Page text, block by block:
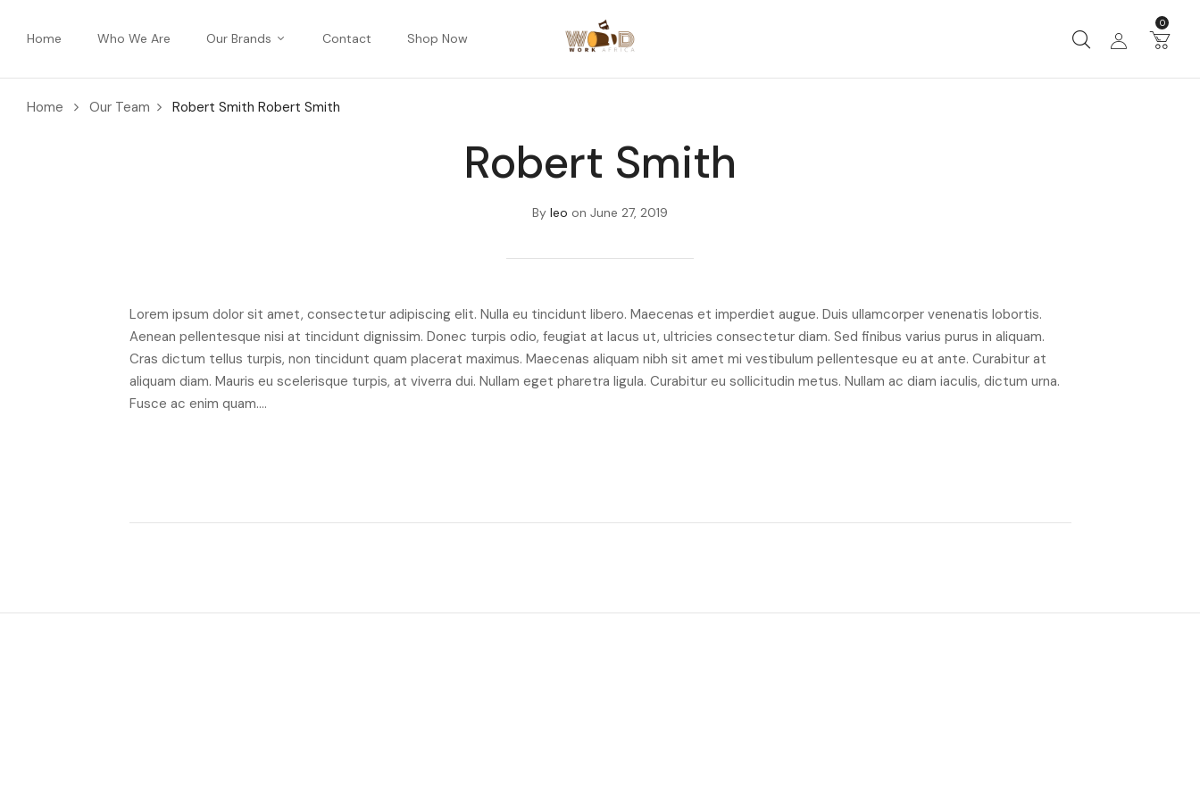
Home Who We Are Our Brands Contact Shop Now
0
Home Our Team Robert Smith Robert Smith
Robert Smith
By leo on June 27, 2019
Lorem ipsum dolor sit amet, consectetur adipiscing elit. Nulla eu tincidunt libero. Maecenas et imperdiet augue. Duis ullamcorper venenatis lobortis.
Aenean pellentesque nisi at tincidunt dignissim. Donec turpis odio, feugiat at lacus ut, ultricies consectetur diam. Sed finibus varius purus in aliquam.
Cras dictum tellus turpis, non tincidunt quam placerat maximus. Maecenas aliquam nibh sit amet mi vestibulum pellentesque eu at ante. Curabitur at
aliquam diam. Mauris eu scelerisque turpis, at viverra dui. Nullam eget pharetra ligula. Curabitur eu sollicitudin metus. Nullam ac diam iaculis, dictum urna.
Fusce ac enim quam….